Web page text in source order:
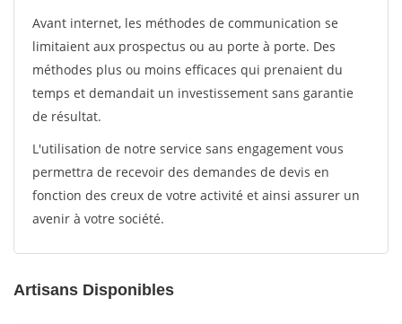
Avant internet, les méthodes de communication se
limitaient aux prospectus ou au porte à porte. Des
méthodes plus ou moins efficaces qui prenaient du
temps et demandait un investissement sans garantie
de résultat.
L'utilisation de notre service sans engagement vous
permettra de recevoir des demandes de devis en
fonction des creux de votre activité et ainsi assurer un
avenir à votre société.
Artisans Disponibles